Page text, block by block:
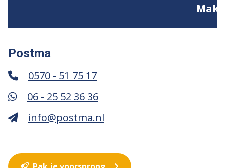
Postma
0570 - 51 75 17
06 - 25 52 36 36
info@postma.nl